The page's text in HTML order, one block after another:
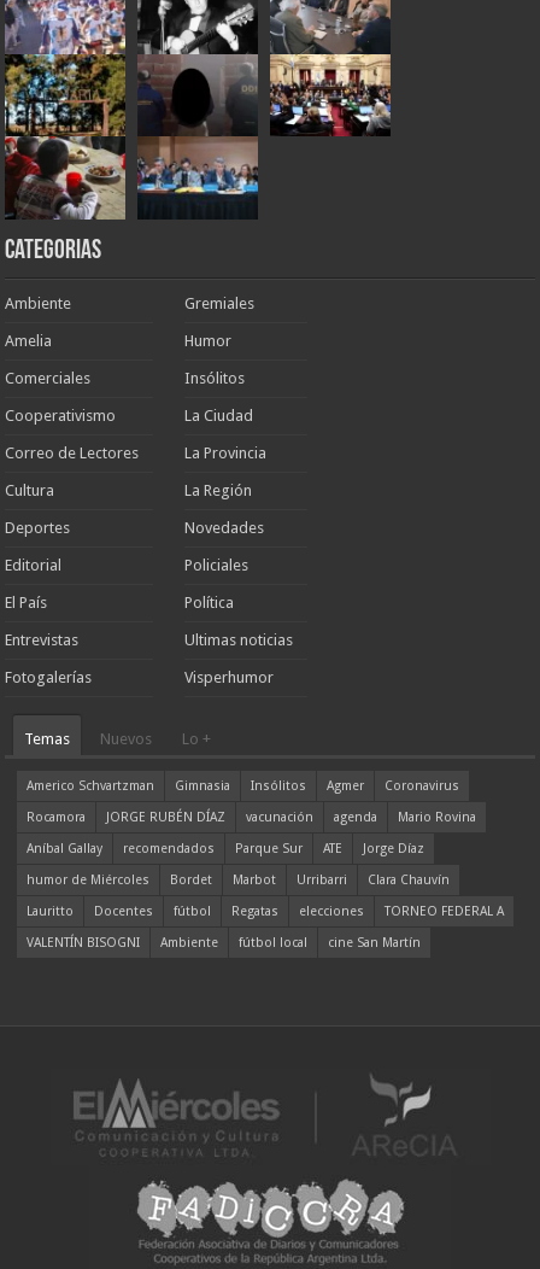
Categorias
Ambiente
Amelia
Comerciales
Cooperativismo
Correo de Lectores
Cultura
Deportes
Editorial
El País
Entrevistas
Fotogalerías
Gremiales
Humor
Insólitos
La Ciudad
La Provincia
La Región
Novedades
Policiales
Política
Ultimas noticias
Visperhumor
Temas Nuevos Lo +
Americo Schvartzman Gimnasia Insólitos Agmer
Coronavirus
Rocamora
JORGE RUBÉN DÍAZ vacunación agenda
Mario Rovina
Aníbal Gallay
recomendados Parque Sur ATE
Jorge Díaz
humor de Miércoles
Bordet Marbot Urribarri
Clara Chauvín
Lauritto
Docentes fútbol Regatas elecciones
TORNEO FEDERAL A
VALENTÍN BISOGNI
Ambiente fútbol local cine San Martín